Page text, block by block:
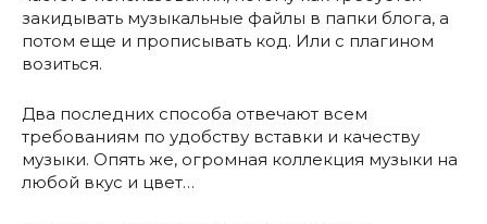
закидывать музыкальные файлы в папки блога, а
потом еще и прописывать код. Или с плагином
возиться.
Два последних способа отвечают всем
требованиям по удобству вставки и качеству
музыки. Опять же, огромная коллекция музыки на
любой вкус и цвет…